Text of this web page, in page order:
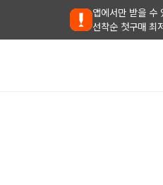
앱에서만 받을 수
선착순 첫구매 최